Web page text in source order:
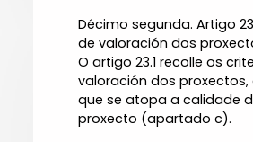
Décimo segunda. Artigo
de valoración dos
O artigo 23.1 recolle os
valoración dos proxectos,
que se atopa a calidade
proxecto (apartado c).